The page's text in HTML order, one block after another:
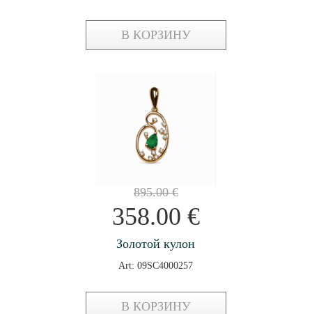
В КОРЗИНУ
895.00€
358.00 €
Золотой кулон
Art: 09SC4000257
В КОРЗИНУ